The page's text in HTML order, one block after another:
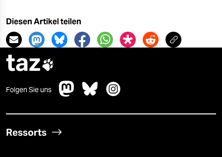
Diesen Artikel teilen
taz
Folgen Sie uns
Ressorts